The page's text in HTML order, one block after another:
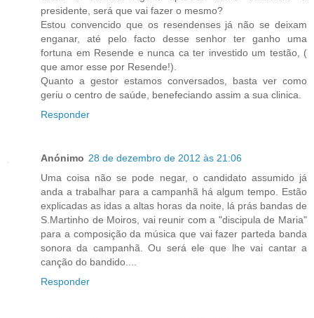
presidente, será que vai fazer o mesmo?
Estou convencido que os resendenses já não se deixam
enganar, até pelo facto desse senhor ter ganho uma
fortuna em Resende e nunca ca ter investido um testão, (
que amor esse por Resende!).
Quanto a gestor estamos conversados, basta ver como
geriu o centro de saúde, benefeciando assim a sua clinica.
Responder
Anónimo 28 de dezembro de 2012 às 21:06
Uma coisa não se pode negar, o candidato assumido já
anda a trabalhar para a campanhã há algum tempo. Estão
explicadas as idas a altas horas da noite, lá prás bandas de
S.Martinho de Moiros, vai reunir com a "discipula de Maria"
para a composição da música que vai fazer parteda banda
sonora da campanhã. Ou será ele que lhe vai cantar a
canção do bandido....
Responder